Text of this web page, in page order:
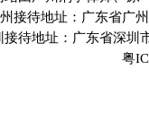
接待地址：广东省广
接待地址：广东省深圳
粤